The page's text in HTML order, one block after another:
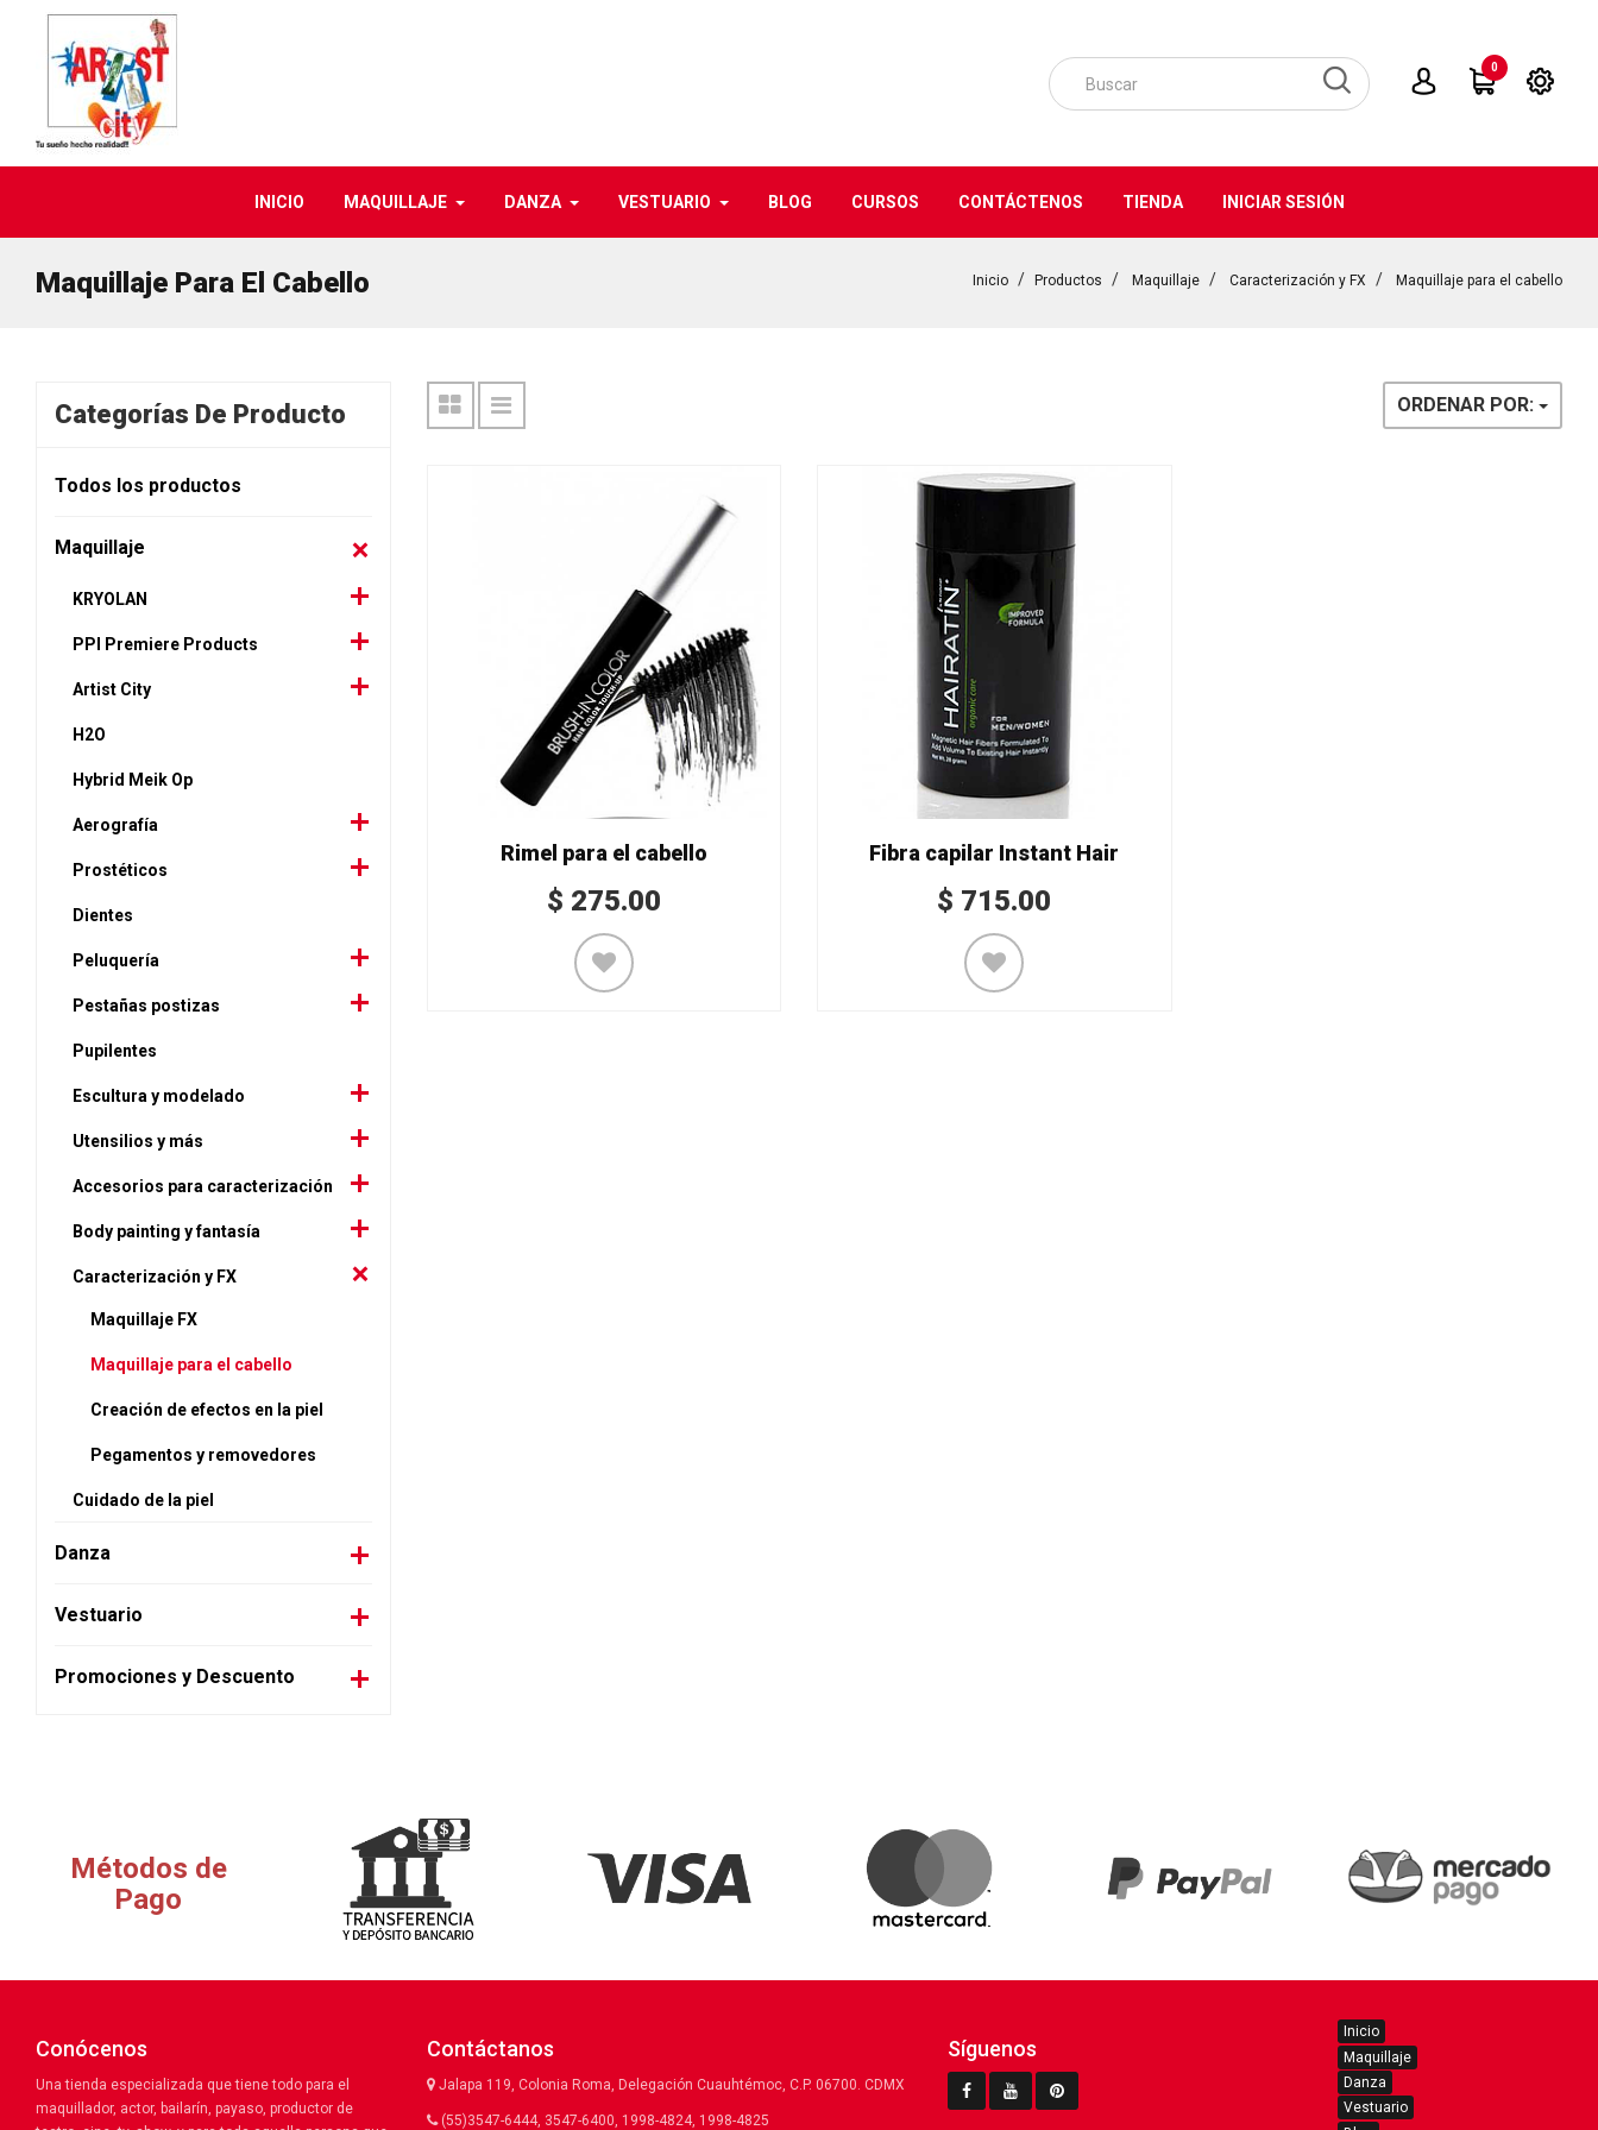
0
INICIO MAQUILLAJE DANZA VESTUARIO BLOG CURSOS CONTÁCTENOS TIENDA INICIAR SESIÓN
Maquillaje Para El Cabello Inicio Productos Maquillaje Caracterización y FX Maquillaje para el cabello
Categorías De Producto
Todos los productos
Maquillaje
KRYOLAN
PPI Premiere Products
Artist City
H2O
Hybrid Meik Op
Aerografía
Prostéticos
Dientes
Peluquería
Pestañas postizas
Pupilentes
Escultura y modelado
Utensilios y más
Accesorios para caracterización
Body painting y fantasía
Caracterización y FX
Maquillaje FX
Maquillaje para el cabello
Creación de efectos en la piel
Pegamentos y removedores
Cuidado de la piel
Danza
Vestuario
Promociones y Descuento
ORDENAR POR:
Rimel para el cabello
$ 275.00
Fibra capilar Instant Hair
$ 715.00
Métodos de
Pago
Conócenos
Una tienda especializada que tiene todo para el
maquillador, actor, bailarín, payaso, productor de
Contáctanos
Jalapa 119, Colonia Roma, Delegación Cuauhtémoc, C.P. 06700. CDMX
(55)3547-6444, 3547-6400, 1998-4824, 1998-4825
Síguenos
Inicio
Maquillaje
Danza
Vestuario